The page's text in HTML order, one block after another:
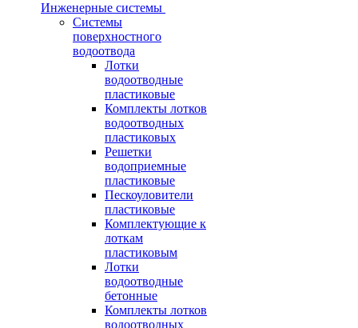
Инженерные системы
Системы
поверхностного
водоотвода
Лотки
водоотводные
пластиковые
Комплекты лотков
водоотводных
пластиковых
Решетки
водоприемные
пластиковые
Пескоуловители
пластиковые
Комплектующие к
лоткам
пластиковым
Лотки
водоотводные
бетонные
Комплекты лотков
водоотводных